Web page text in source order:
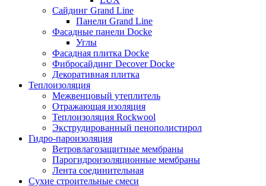
Сайдинг Grand Line
Панели Grand Line
Фасадные панели Docke
Углы
Фасадная плитка Docke
Фибросайдинг Decover Docke
Декоративная плитка
Теплоизоляция
Межвенцовый утеплитель
Отражающая изоляция
Теплоизоляция Rockwool
Экструдированный пенополистирол
Гидро-пароизоляция
Ветровлагозащитные мембраны
Парогидроизоляционные мембраны
Лента соединительная
Сухие строительные смеси